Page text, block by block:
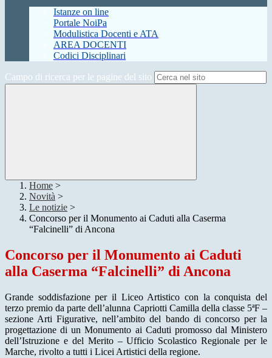
Istanze on line
Portale NoiPa
Modulistica Docenti e ATA
AREA DOCENTI
Codici Disciplinari
Campo di ricerca per le pagine del sito
Home >
Novità >
Le notizie >
Concorso per il Monumento ai Caduti alla Caserma
“Falcinelli” di Ancona
Concorso per il Monumento ai Caduti
alla Caserma “Falcinelli” di Ancona
Grande soddisfazione per il Liceo Artistico con la conquista del
terzo premio da parte dell’alunna Capriotti Camilla della classe 5ªF –
sezione Arti Figurative, nell’ambito del bando di concorso per la
progettazione di un Monumento ai Caduti promosso dal Ministero
dell’Istruzione e del Merito – Ufficio Scolastico Regionale per le
Marche, rivolto a tutti i Licei Artistici della regione.